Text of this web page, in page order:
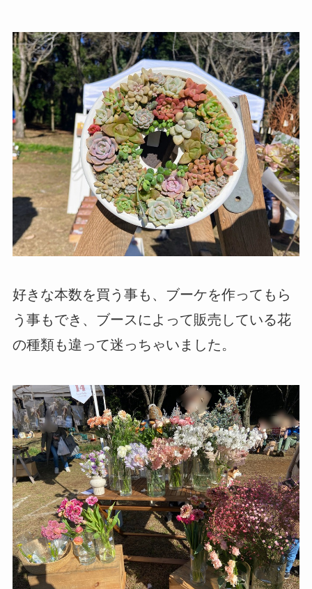
好きな本数を買う事も、ブーケを作ってもら
う事もでき、ブースによって販売している花
の種類も違って迷っちゃいました。